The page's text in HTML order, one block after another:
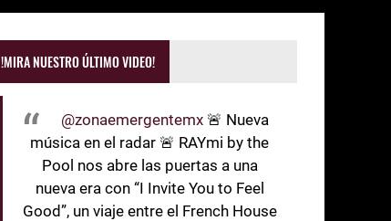
!MIRA NUESTRO ÚLTIMO VIDEO!
@zonaemergentemx 🚨 Nueva
música en el radar 🚨 RAYmi by the
Pool nos abre las puertas a una
nueva era con “I Invite You to Feel
Good”, un viaje entre el French House